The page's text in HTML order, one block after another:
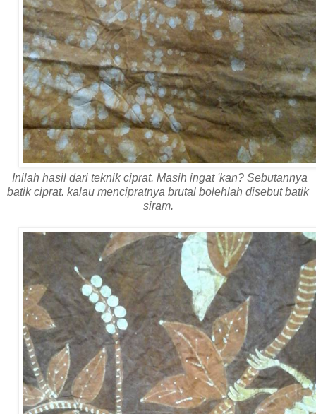
Inilah hasil dari teknik ciprat. Masih ingat 'kan? Sebutannya
batik ciprat. kalau mencipratnya brutal bolehlah disebut batik
siram.